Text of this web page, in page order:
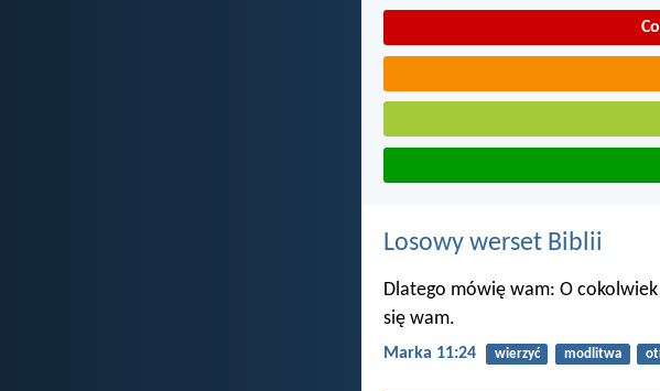
Losowy werset Biblii
Dlatego mówię wam: O
się wam.
Marka 11:24 wierzyć modlitwa